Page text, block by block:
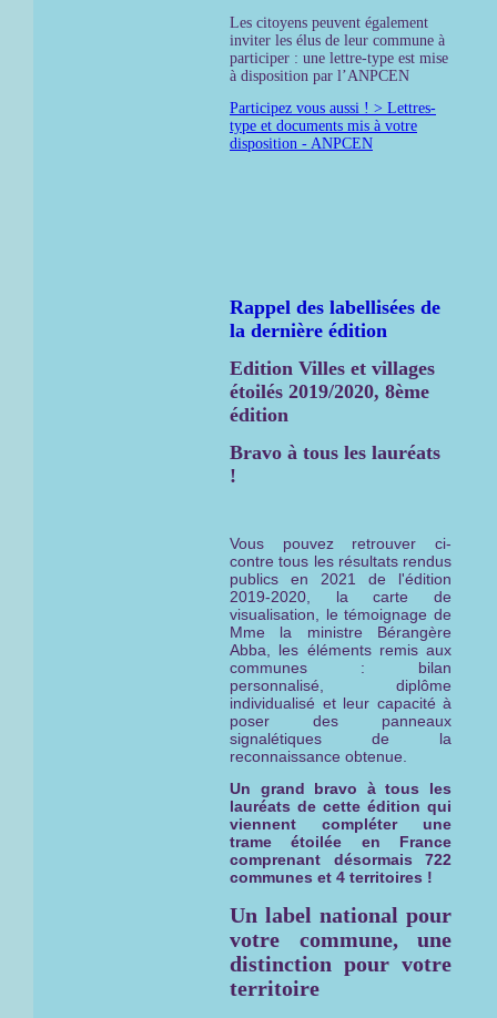
Les citoyens peuvent également
inviter les élus de leur commune à
participer : une lettre-type est mise
à disposition par l’ANPCEN
Participez vous aussi ! > Lettres-
type et documents mis à votre
disposition - ANPCEN
Rappel des labellisées de
la dernière édition
Edition Villes et villages
étoilés 2019/2020, 8ème
édition
Bravo à tous les lauréats
!
Vous pouvez retrouver ci-
contre tous les résultats rendus
publics en 2021 de l'édition
2019-2020, la carte de
visualisation, le témoignage de
Mme la ministre Bérangère
Abba, les éléments remis aux
communes : bilan
personnalisé, diplôme
individualisé et leur capacité à
poser des panneaux
signalétiques de la
reconnaissance obtenue.
Un grand bravo à tous les
lauréats de cette édition qui
viennent compléter une
trame étoilée en France
comprenant désormais 722
communes et 4 territoires !
Un label national pour
votre commune, une
distinction pour votre
territoire